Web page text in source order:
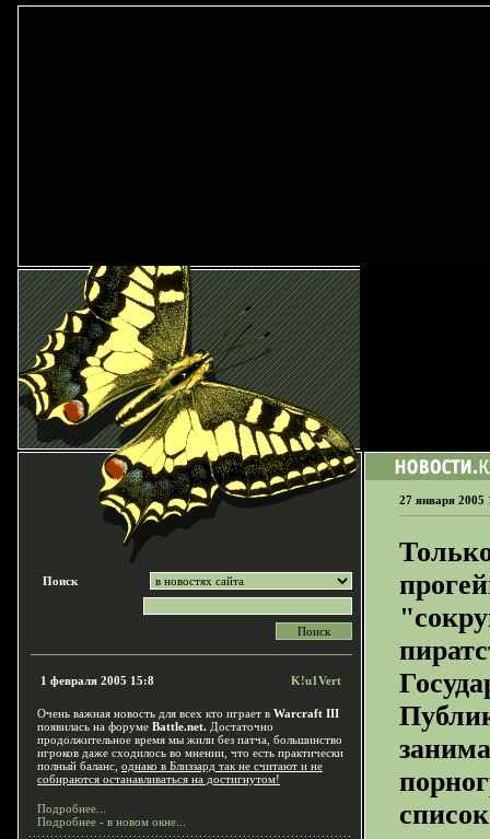
Поиск
1 февраля 2005 15:8 K!u1Vert
Очень важная новость для всех кто играет в Warcraft III
появилась на форуме Battle.net. Достаточно
продолжительное время мы жили без патча, большинство
игроков даже сходилось во мнении, что есть практически
полный баланс, однако в Близзард так не считают и не
собираются останавливаться на достигнутом!
Подробнее...
Подробнее - в новом окне...
27 января 2005